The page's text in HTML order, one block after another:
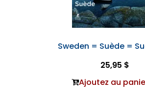
Sweden = Suède =
25,95 $
Ajoutez au